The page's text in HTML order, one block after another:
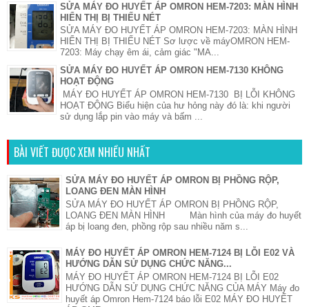
SỬA MÁY ĐO HUYẾT ÁP OMRON HEM-7203: MÀN HÌNH
HIỂN THỊ BỊ THIẾU NÉT
SỬA MÁY ĐO HUYẾT ÁP OMRON HEM-7203: MÀN HÌNH
HIỂN THỊ BỊ THIẾU NÉT Sơ lược về máyOMRON HEM-
7203: Máy chạy êm ái, cảm giác "MA...
SỬA MÁY ĐO HUYẾT ÁP OMRON HEM-7130 KHÔNG
HOẠT ĐỘNG
MÁY ĐO HUYẾT ÁP OMRON HEM-7130 BỊ LỖI KHÔNG
HOẠT ĐỘNG Biểu hiện của hư hỏng này đó là: khi người
sử dụng lắp pin vào máy và bấm ...
BÀI VIẾT ĐƯỢC XEM NHIỀU NHẤT
SỬA MÁY ĐO HUYẾT ÁP OMRON BỊ PHỒNG RỘP,
LOANG ĐEN MÀN HÌNH
SỬA MÁY ĐO HUYẾT ÁP OMRON BỊ PHỒNG RỘP,
LOANG ĐEN MÀN HÌNH Màn hình của máy đo huyết
áp bị loang đen, phồng rộp sau nhiều năm s...
MÁY ĐO HUYẾT ÁP OMRON HEM-7124 BỊ LỖI E02 VÀ
HƯỚNG DẪN SỬ DỤNG CHỨC NĂNG...
MÁY ĐO HUYẾT ÁP OMRON HEM-7124 BỊ LỖI E02
HƯỚNG DẪN SỬ DỤNG CHỨC NĂNG CỦA MÁY Máy đo
huyết áp Omron Hem-7124 báo lỗi E02 MÁY ĐO HUYẾT